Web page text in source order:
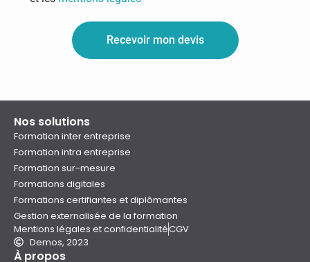
Recevoir mon devis
Nos solutions
Formation inter entreprise
Formation intra entreprise
Formation sur-mesure
Formations digitales
Formations certifiantes et diplômantes
Gestion externalisée de la formation
Mentions légales et confidentialitéCGV
Demos, 2023
À propos